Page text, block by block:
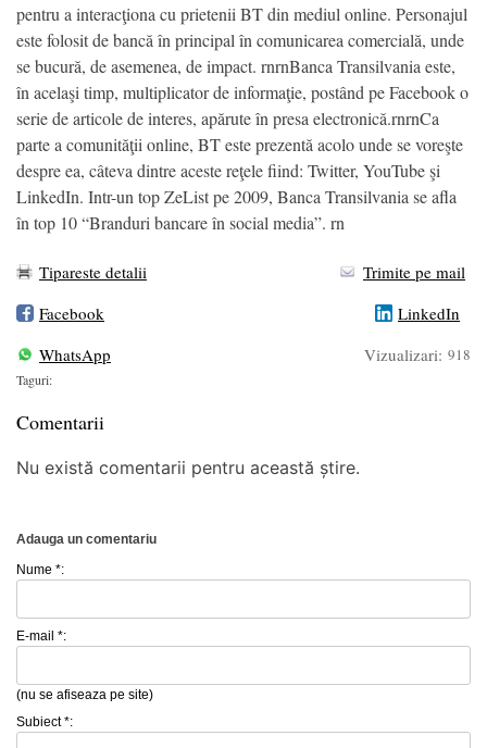
pentru a interacţiona cu prietenii BT din mediul online. Personajul
este folosit de bancă în principal în comunicarea comercială, unde
se bucură, de asemenea, de impact. rnrnBanca Transilvania este,
în acelaşi timp, multiplicator de informaţie, postând pe Facebook o
serie de articole de interes, apărute în presa electronică.rnrnCa
parte a comunităţii online, BT este prezentă acolo unde se voreşte
despre ea, câteva dintre aceste reţele fiind: Twitter, YouTube şi
LinkedIn. Intr-un top ZeList pe 2009, Banca Transilvania se afla
în top 10 “Branduri bancare în social media”. rn
Tipareste detalii
Trimite pe mail
Facebook
LinkedIn
WhatsApp
Vizualizari: 918
Taguri:
Comentarii
Nu există comentarii pentru această știre.
Adauga un comentariu
Nume *:
E-mail *:
(nu se afiseaza pe site)
Subiect *: